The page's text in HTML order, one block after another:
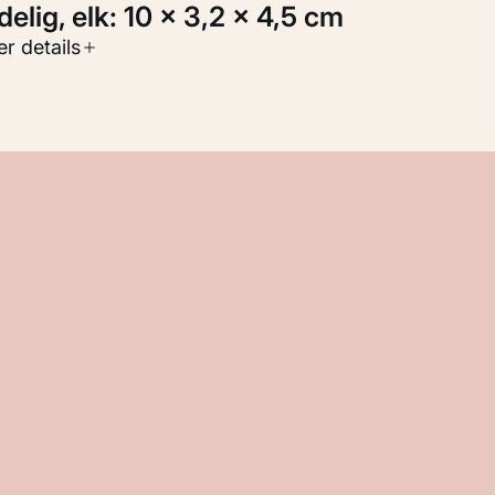
delig, elk: 10 × 3,2 × 4,5 cm
werk
details